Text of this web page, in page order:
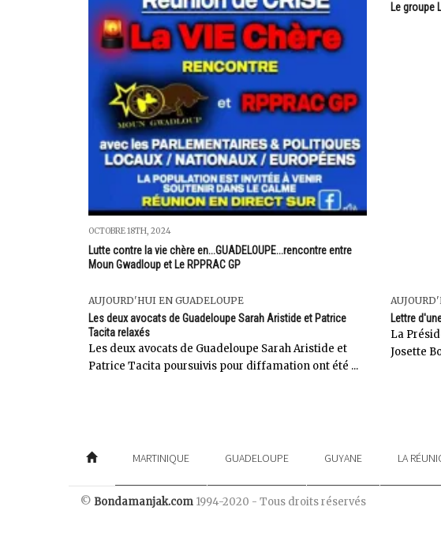
OCTOBRE 18TH, 2024
Lutte contre la vie chère en...GUADELOUPE...rencontre entre
Moun Gwadloup et Le RPPRAC GP
Le groupe
AUJOURD'HUI EN GUADELOUPE
Les deux avocats de Guadeloupe Sarah Aristide et Patrice
Tacita relaxés
Les deux avocats de Guadeloupe Sarah Aristide et
Patrice Tacita poursuivis pour diffamation ont été ...
Lettre
La
Josette
MARTINIQUE GUADELOUPE GUYANE LA
© Bondamanjak.com 1994-2020 - Tous droits réservés